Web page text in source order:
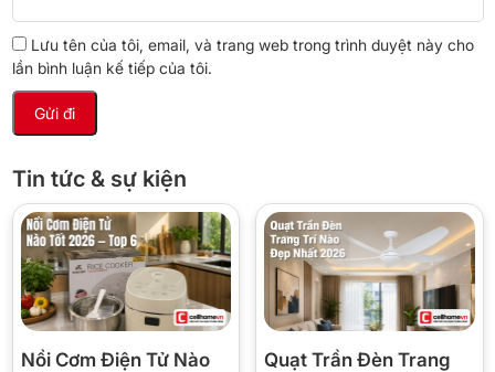
Nồi chưng yến thiết kế để chạy ở nhiệt độ thấp ổn định — an
toàn để chạy 8–10 tiếng. Lòng sứ Ceramic không sinh chất độc
hại kể cả khi tiếp xúc nhiệt cao lâu.
Vẫn nên đặt nồi cách rèm cửa hoặc vật dễ cháy ít nhất 30cm để
📋 Thông số kỹ thuật
Thương hiệu Homepro (Thái Lan)
Mã model HP-7M
Lưu tên của tôi, email, và trang web trong trình duyệt này cho
lần bình luận kế tiếp của tôi.
Tin tức & sự kiện
Nồi Cơm Điện Tử Nào
Quạt Trần Đèn Trang